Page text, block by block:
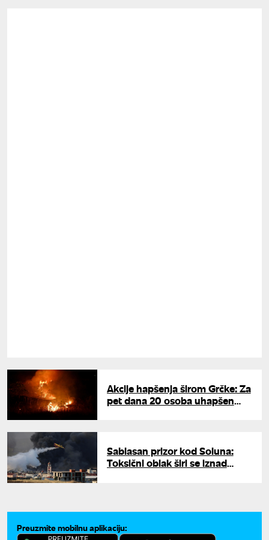
Akcije hapšenja širom Grčke: Za
pet dana 20 osoba uhapšen
Sablasan prizor kod Soluna:
Toksični oblak širi se iznad
Preuzmite mobilnu aplikaciju: